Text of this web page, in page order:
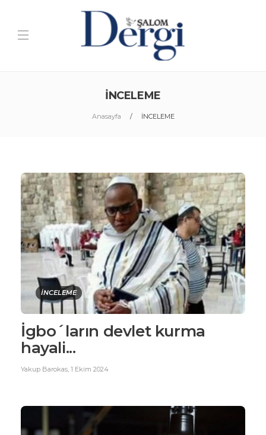
İNCELEME
Anasayfa İNCELEME
İNCELEME
İgbo´ların devlet kurma
hayali...
Yakup Barokas, 1 Ekim 2024